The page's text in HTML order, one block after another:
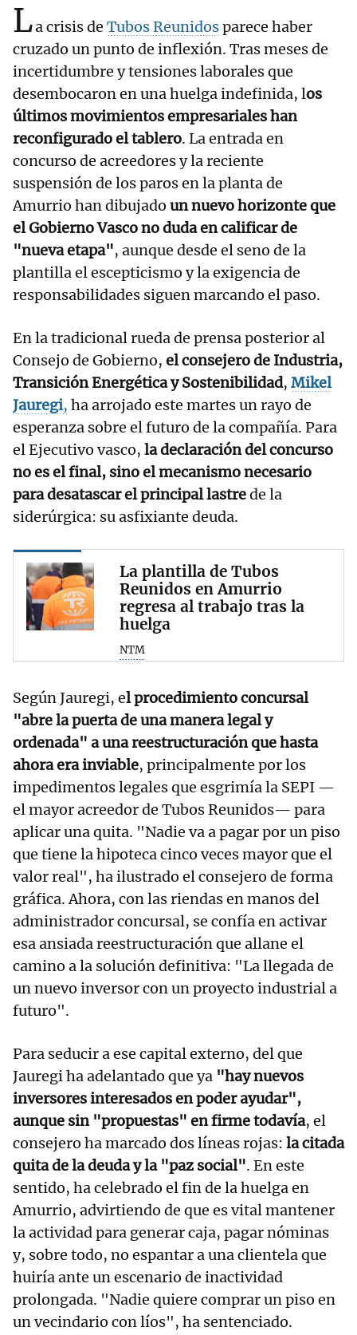
La crisis de Tubos Reunidosparece haber
cruzado un punto de inflexión. Tras meses de
incertidumbre y tensiones laborales que
desembocaron en una huelga indefinida, los
últimos movimientos empresariales han
reconfigurado el tablero. La entrada en
concurso de acreedores y la reciente
suspensión de los paros en la planta de
Amurrio han dibujado un nuevo horizonte que
el Gobierno Vasco no duda en calificar de
"nueva etapa", aunque desde el seno de la
plantilla el escepticismo y la exigencia de
responsabilidades siguen marcando el paso.
En la tradicional rueda de prensa posterior al
Consejo de Gobierno, el consejero de Industria,
Transición Energética y Sostenibilidad, Mikel
Jauregi, ha arrojado este martes un rayo de
esperanza sobre el futuro de la compañía. Para
el Ejecutivo vasco, la declaración del concurso
no es el final, sino el mecanismo necesario
para desatascar el principal lastrede la
siderúrgica: su asfixiante deuda.
La plantilla de Tubos
Reunidos en Amurrio
regresa al trabajo tras la
huelga
NTM
Según Jauregi, el procedimiento concursal
"abre la puerta de una manera legal y
ordenada" a una reestructuración que hasta
ahora era inviable, principalmente por los
impedimentos legales que esgrimía la SEPI —
el mayor acreedor de Tubos Reunidos— para
aplicar una quita. "Nadie va a pagar por un piso
que tiene la hipoteca cinco veces mayor que el
valor real", ha ilustrado el consejero de forma
gráfica. Ahora, con las riendas en manos del
administrador concursal, se confía en activar
esa ansiada reestructuración que allane el
camino a la solución definitiva: "La llegada de
un nuevo inversor con un proyecto industrial a
futuro".
Para seducir a ese capital externo, del que
Jauregi ha adelantado que ya "hay nuevos
inversores interesados en poder ayudar",
aunque sin "propuestas" en firme todavía, el
consejero ha marcado dos líneas rojas: la citada
quita de la deuda y la "paz social". En este
sentido, ha celebrado el fin de la huelga en
Amurrio, advirtiendo de que es vital mantener
la actividad para generar caja, pagar nóminas
y, sobre todo, no espantar a una clientela que
huiría ante un escenario de inactividad
prolongada. "Nadie quiere comprar un piso en
un vecindario con líos", ha sentenciado.